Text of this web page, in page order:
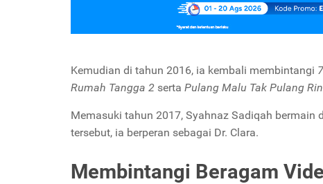
Kemudian di tahun 2016, ia kembali membintangi
Rumah Tangga 2 serta Pulang Malu Tak Pulang
Memasuki tahun 2017, Syahnaz Sadiqah bermain
tersebut, ia berperan sebagai Dr. Clara.
Membintangi Beragam